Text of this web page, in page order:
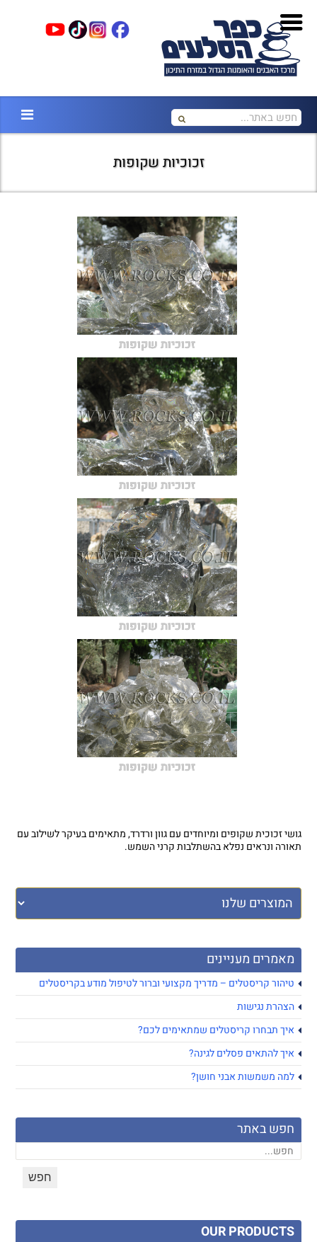
זכוכיות שקופות
מאמרים מעניינים
טיהור קריסטלים – מדריך מקצועי וברור לטיפול מודע בקריסטלים
הצהרת נגישות
איך תבחרו קריסטלים שמתאימים לכם?
איך להתאים פסלים לגינה?
למה משמשות אבני חושן?
חפש באתר
זכוכיות שקופות
זכוכיות שקופות
זכוכיות שקופות
זכוכיות שקופות
גושי זכוכית שקופים ומיוחדים עם גוון ורדרד, מתאימים בעיקר לשילוב עם
תאורה ונראים נפלא בהשתלבות קרני השמש.
OUR PRODUCTS